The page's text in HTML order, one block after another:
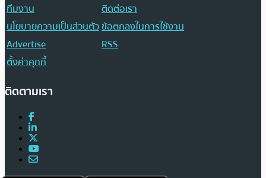
ทีมงาน
ติดต่อเรา
นโยบายความเป็นส่วนตัวข้อตกลงในการใช้งาน
Advertise
RSS
ตั้งค่าคุกกี้
ติดตามเรา